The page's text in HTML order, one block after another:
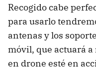
Recogido cabe
para usarlo
antenas y los
móvil, que actuará
en drone esté en